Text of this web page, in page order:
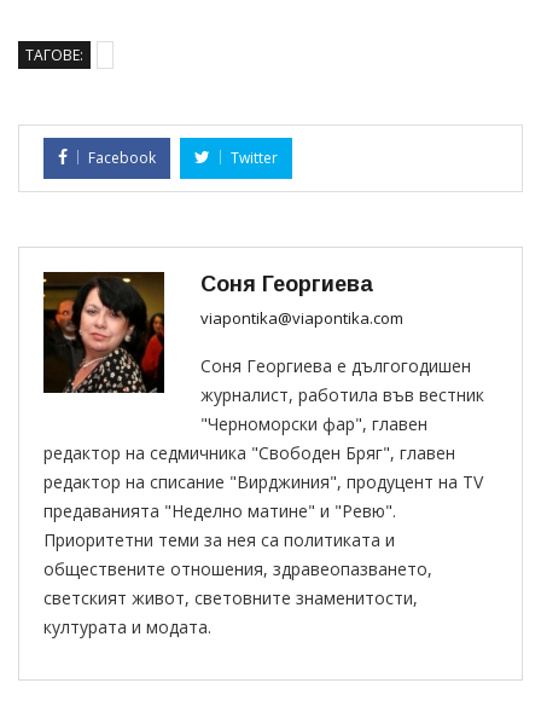
ТАГОВЕ:
Facebook Twitter
Соня Георгиева
viapontika@viapontika.com
Соня Георгиева е дългогодишен
журналист, работила във вестник
"Черноморски фар", главен
редактор на седмичника "Свободен Бряг", главен
редактор на списание "Вирджиния", продуцент на TV
предаванията "Неделно матине" и "Ревю".
Приоритетни теми за нея са политиката и
обществените отношения, здравеопазването,
светският живот, световните знаменитости,
културата и модата.